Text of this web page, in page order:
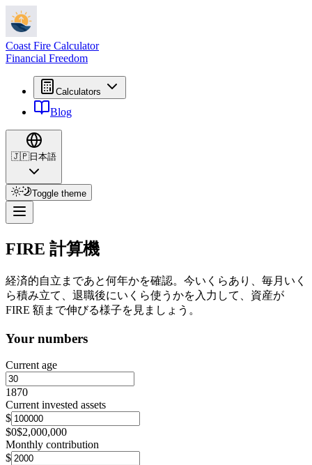
Coast Fire Calculator
Financial Freedom
Calculators
Blog
🇯🇵日本語
Toggle theme
FIRE 計算機
経済的自立まであと何年かを確認。今いくらあり、毎月いく
ら積み立て、退職後にいくら使うかを入力して、資産が
FIRE 額まで伸びる様子を見ましょう。
Your numbers
Current age
1870
Current invested assets
$
$0$2,000,000
Monthly contribution
$